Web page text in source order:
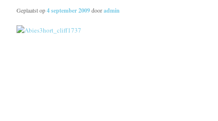
Geplaatst op4 september 2009dooradmin